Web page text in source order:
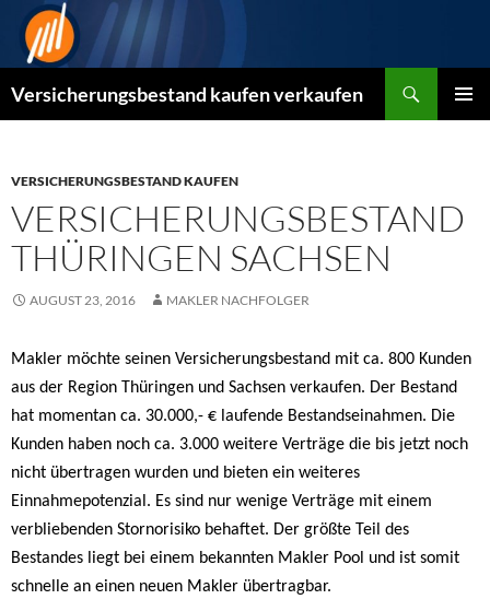
Zum
Inhalt
springen
Versicherungsbestand kaufen verkaufen
VERSICHERUNGSBESTAND KAUFEN
VERSICHERUNGSBESTAND
THÜRINGEN SACHSEN
AUGUST 23, 2016 MAKLER NACHFOLGER
Makler möchte seinen Versicherungsbestand mit ca. 800 Kunden
aus der Region Thüringen und Sachsen verkaufen. Der Bestand
hat momentan ca. 30.000,- € laufende Bestandseinahmen. Die
Kunden haben noch ca. 3.000 weitere Verträge die bis jetzt noch
nicht übertragen wurden und bieten ein weiteres
Einnahmepotenzial. Es sind nur wenige Verträge mit einem
verbliebenden Stornorisiko behaftet. Der größte Teil des
Bestandes liegt bei einem bekannten Makler Pool und ist somit
schnelle an einen neuen Makler übertragbar.